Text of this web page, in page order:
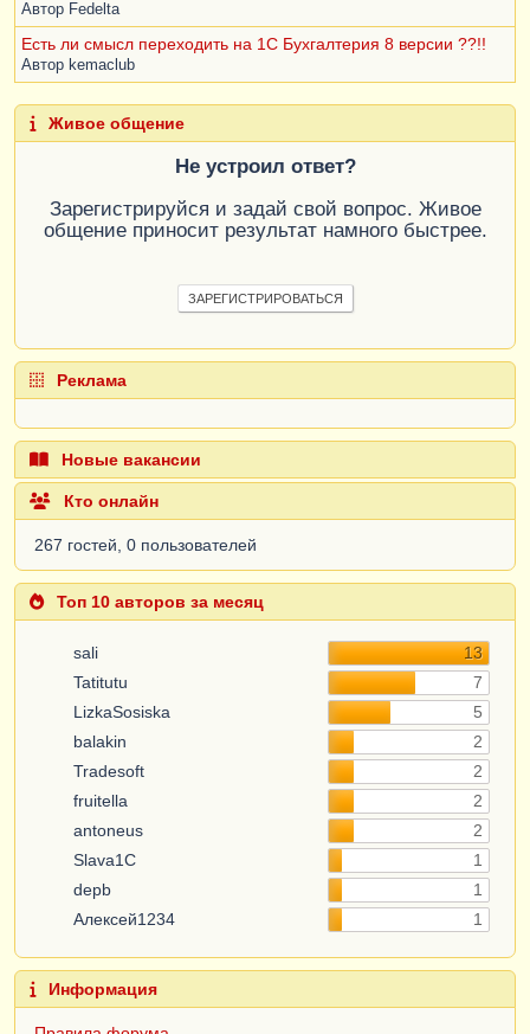
Автор Fedelta
Есть ли смысл переходить на 1С Бухгалтерия 8 версии ??!!
Автор kemaclub
Живое общение
Не устроил ответ?
Зарегистрируйся и задай свой вопрос. Живое
общение приносит результат намного быстрее.
ЗАРЕГИСТРИРОВАТЬСЯ
Реклама
Новые вакансии
Кто онлайн
267 гостей, 0 пользователей
Топ 10 авторов за месяц
sali
13
Tatitutu
7
LizkaSosiska
5
balakin
2
Tradesoft
2
fruitella
2
antoneus
2
Slava1C
1
depb
1
Алексей1234
1
Информация